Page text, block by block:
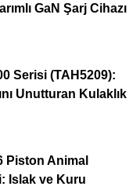
GaN Şarj Cihazı
Serisi (TAH5209):
Unutturan Kulaklık
Piston Animal
Islak ve Kuru